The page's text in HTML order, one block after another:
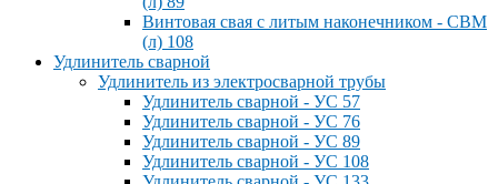
Винтовая свая с литым наконечником - СВМ
(л) 108
Удлинитель сварной
Удлинитель из электросварной трубы
Удлинитель сварной - УС 57
Удлинитель сварной - УС 76
Удлинитель сварной - УС 89
Удлинитель сварной - УС 108